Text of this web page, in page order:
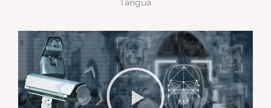
Tanguá